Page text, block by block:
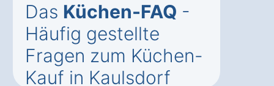
Das Küchen-FAQ -
Häufig gestellte
Fragen zum Küchen-
Kauf in Kaulsdorf